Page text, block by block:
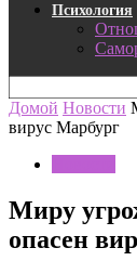
Психология
Домой Новости
вирус Марбург
Миру
опасен